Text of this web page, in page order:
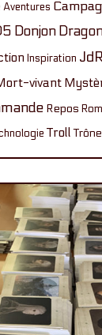
Aventures
Donjon
Inspiration JdR
vivant
Repos
Troll